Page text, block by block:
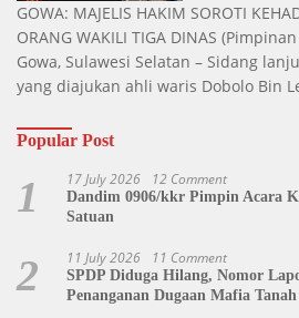
GOWA: MAJELIS HAKIM SOROTI
ORANG WAKILI TIGA DINAS
Gowa, Sulawesi Selatan – Sidang
yang diajukan ahli waris Dobolo Bin
Popular Post
1 17 July 2026 12 Comment
Dandim 0906/kkr Pimpin Acara
Satuan
2 11 July 2026 11 Comment
SPDP Diduga Hilang, Nomor
Penanganan Dugaan Mafia